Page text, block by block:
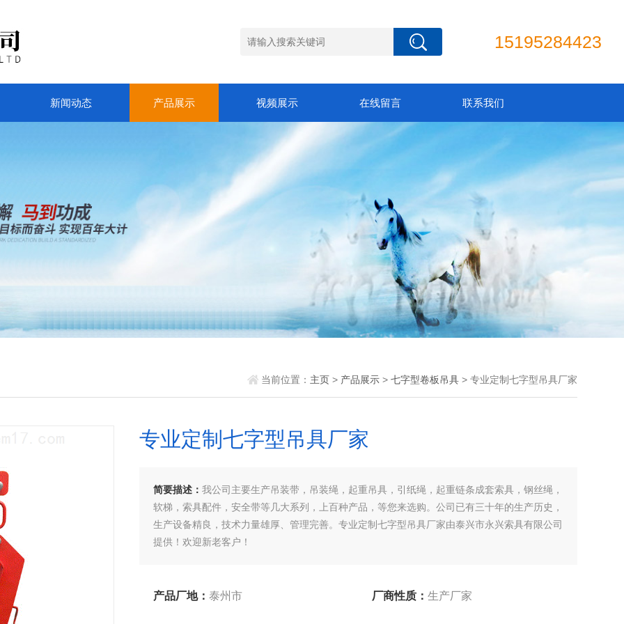
15195284423
新闻动态 产品展示 视频展示 在线留言 联系我们
当前位置： 主页> 产品展示> 七字型卷板吊具> 专业定制七字型吊具厂家
专业定制七字型吊具厂家
简要描述： 我公司主要生产吊装带，吊装绳，起重吊具，引纸绳，起重链条成套索具，钢丝绳，
软梯，索具配件，安全带等几大系列，上百种产品，等您来选购。公司已有三十年的生产历史，
生产设备精良，技术力量雄厚、管理完善。专业定制七字型吊具厂家由泰兴市永兴索具有限公司
提供！欢迎新老客户！
产品厂地： 泰州市 厂商性质：生产厂家